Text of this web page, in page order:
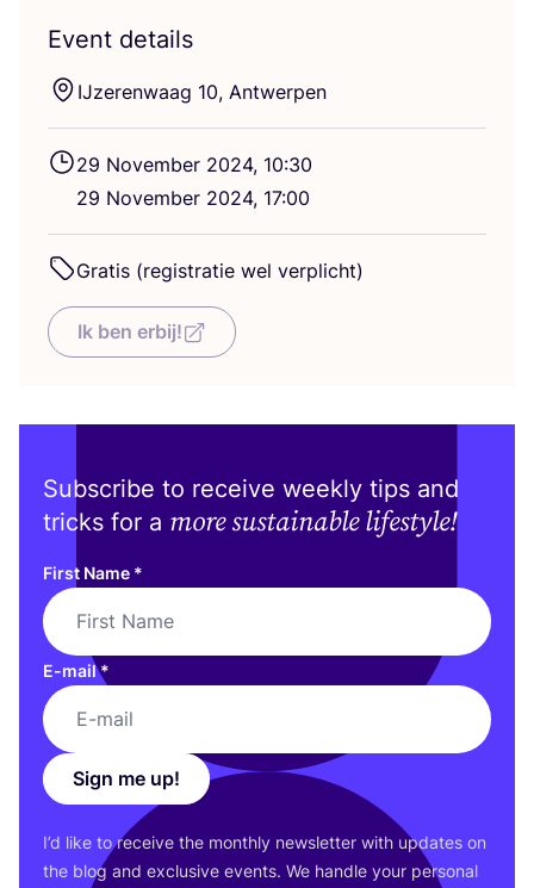
Event details
IJzerenwaag 10, Antwerpen
29 November 2024, 10:30
29 November 2024, 17:00
Gratis (registratie wel verplicht)
Ik ben erbij!
Subscribe to receive weekly tips and
tricks for a more sustainable lifestyle!
First Name *
E-mail*
Sign me up!
I’d like to receive the monthly newsletter with updates on
the blog and exclusive events. We handle your personal